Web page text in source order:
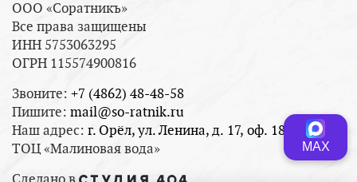
ООО «Соратникъ»
Все права защищены
ИНН 5753063295
ОГРН 115574900816
Звоните: +7 (4862) 48-48-58
Пишите: mail@so-ratnik.ru
Наш адрес: г. Орёл, ул. Ленина, д. 17, оф. 18
ТОЦ «Малиновая вода»
МАХ